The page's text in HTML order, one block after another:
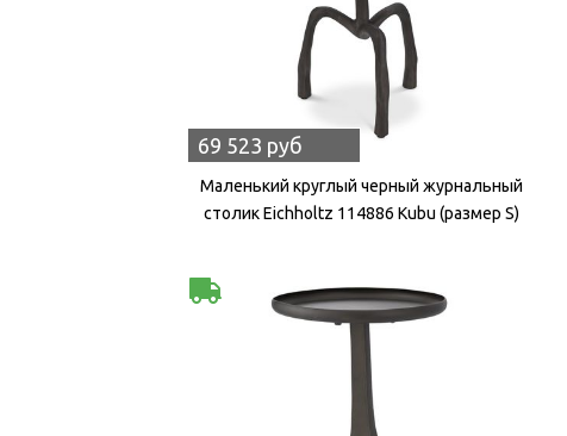
69 523 руб
Маленький круглый черный журнальный
столик Eichholtz 114886 Kubu (размер S)